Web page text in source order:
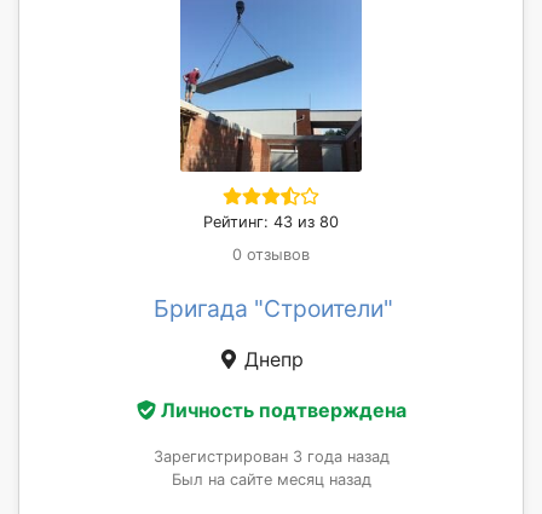
Рейтинг: 43 из 80
0 отзывов
Бригада "Строители"
Днепр
Личность подтверждена
Зарегистрирован 3 года назад
Был на сайте месяц назад